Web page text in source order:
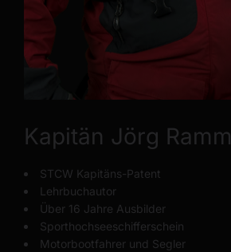
Kapitän Jörg Ramm
STCW Kapitäns-Patent
Lehrbuchautor
Über 16 Jahre Ausbilder
Sporthochseeschifferschein
Motorbootfahrer und Segler